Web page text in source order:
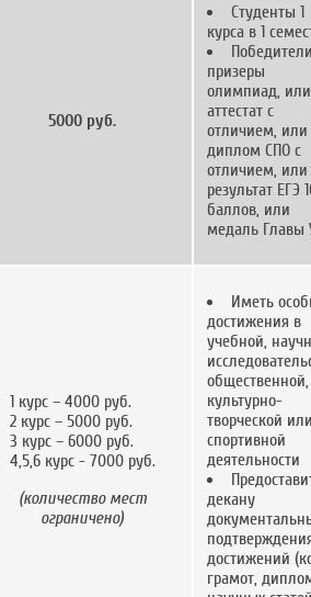
5000 руб.
Студенты 1
курса в 1
призеры
олимпиад, или
аттестат с
отличием, или
диплом СПО с
отличием, или
результат ЕГЭ
баллов, или
медаль Главы
1 курс – 4000 руб.
2 курс – 5000 руб.
3 курс – 6000 руб.
4,5,6 курс - 7000 руб.
(количество мест
ограничено)
Иметь
достижения в
учебной,
общественной,
культурно-
творческой
спортивной
деятельности
декану
достижений
грамот,